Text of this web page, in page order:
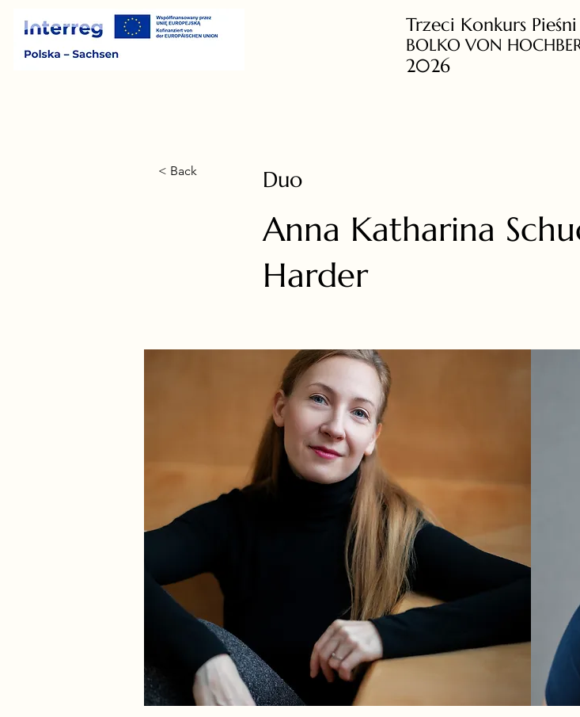
Trzeci Konkurs
BOLKO VON
2026
< Back Duo
Anna Katharina
Harder